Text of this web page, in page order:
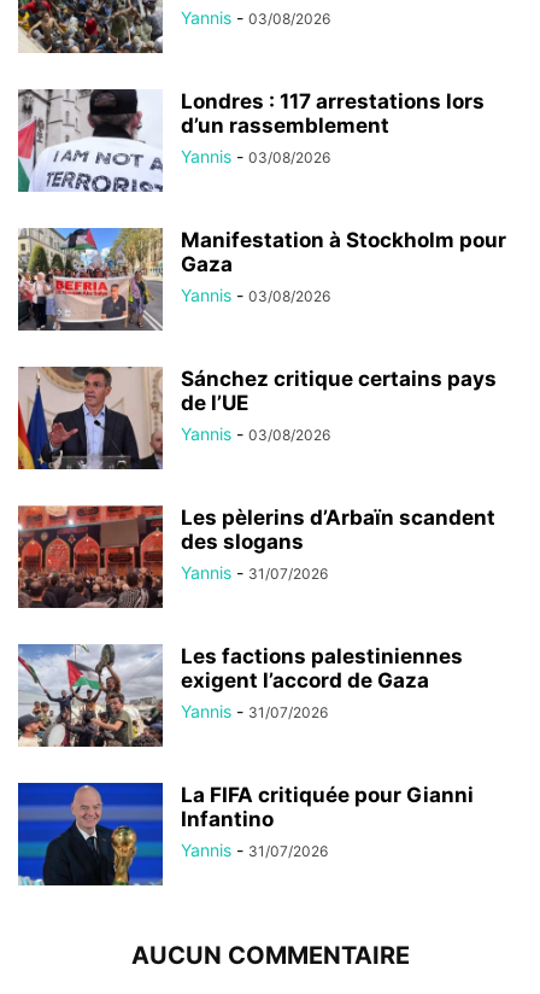
Yannis - 03/08/2026
Londres : 117 arrestations lors
d’un rassemblement
Yannis - 03/08/2026
Manifestation à Stockholm pour
Gaza
Yannis - 03/08/2026
Sánchez critique certains pays
de l’UE
Yannis - 03/08/2026
Les pèlerins d’Arbaïn scandent
des slogans
Yannis - 31/07/2026
Les factions palestiniennes
exigent l’accord de Gaza
Yannis - 31/07/2026
La FIFA critiquée pour Gianni
Infantino
Yannis - 31/07/2026
AUCUN COMMENTAIRE